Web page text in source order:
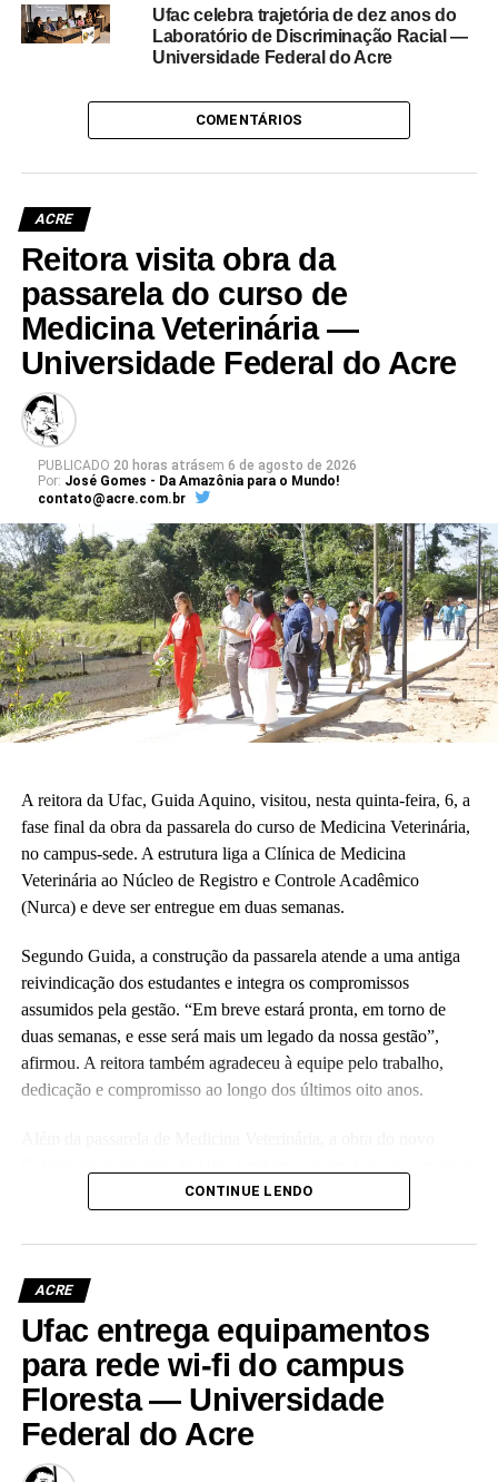
Ufac celebra trajetória de dez anos do
Laboratório de Discriminação Racial —
Universidade Federal do Acre
COMENTÁRIOS
ACRE
Reitora visita obra da
passarela do curso de
Medicina Veterinária —
Universidade Federal do Acre
PUBLICADO 20 horas atrásem 6 de agosto de 2026
Por: José Gomes - Da Amazônia para o Mundo!
contato@acre.com.br
A reitora da Ufac, Guida Aquino, visitou, nesta quinta-feira, 6, a
fase final da obra da passarela do curso de Medicina Veterinária,
no campus-sede. A estrutura liga a Clínica de Medicina
Veterinária ao Núcleo de Registro e Controle Acadêmico
(Nurca) e deve ser entregue em duas semanas.
Segundo Guida, a construção da passarela atende a uma antiga
reivindicação dos estudantes e integra os compromissos
assumidos pela gestão. “Em breve estará pronta, em torno de
duas semanas, e esse será mais um legado da nossa gestão”,
afirmou. A reitora também agradeceu à equipe pelo trabalho,
dedicação e compromisso ao longo dos últimos oito anos.
e deve ser entregue em breve.
superior da Ufac.
Leia Mais: UFAC
CONTINUE LENDO
ACRE
Ufac entrega equipamentos
para rede wi-fi do campus
Floresta — Universidade
Federal do Acre